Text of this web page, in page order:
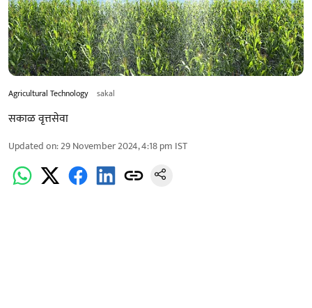
Agricultural Technology sakal
सकाळ वृत्तसेवा
Updated on:29 November 2024, 4:18 pm IST